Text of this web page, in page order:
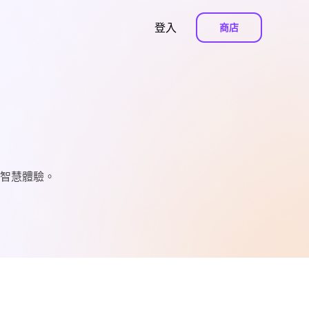
登入 商店
慧體驗。